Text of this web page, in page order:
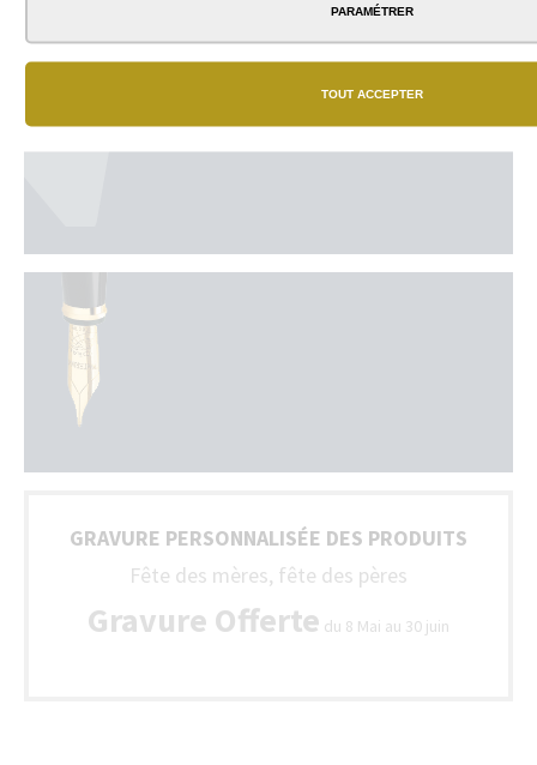
PARAMÉTRER
TOUT ACCEPTER
GRAVURE PERSONNALISÉE DES PRODUITS
Fête des mères, fête des pères
Gravure Offerte du 8 Mai au 30 juin